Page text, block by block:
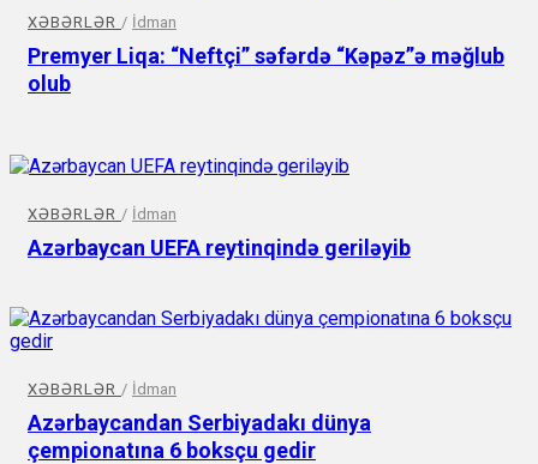
XƏBƏRLƏR / İdman
Premyer Liqa: “Neftçi” səfərdə “Kəpəz”ə məğlub
olub
XƏBƏRLƏR / İdman
Azərbaycan UEFA reytinqində geriləyib
XƏBƏRLƏR / İdman
Azərbaycandan Serbiyadakı dünya
çempionatına 6 boksçu gedir